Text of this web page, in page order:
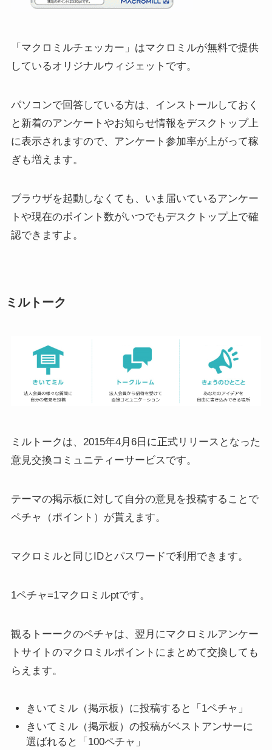
「マクロミルチェッカー」はマクロミルが無料で提供
しているオリジナルウィジェットです。
パソコンで回答している方は、インストールしておく
と新着のアンケートやお知らせ情報をデスクトップ上
に表示されますので、アンケート参加率が上がって稼
ぎも増えます。
ブラウザを起動しなくても、いま届いているアンケー
トや現在のポイント数がいつでもデスクトップ上で確
認できますよ。
ミルトーク
ミルトークは、2015年4月6日に正式リリースとなった
意見交換コミュニティーサービスです。
テーマの掲示板に対して自分の意見を投稿することで
ペチャ（ポイント）が貰えます。
マクロミルと同じIDとパスワードで利用 できます。
1ペチャ=1マクロミルptです。
観るトーークのペチャは、翌月にマクロミルアンケー
トサイトのマクロミルポイントにまとめて交換しても
らえます。
きいてミル（掲示板）に投稿すると「1ペチャ」
きいてミル（掲示板）の投稿がベストアンサーに
選ばれると「100ペチャ」